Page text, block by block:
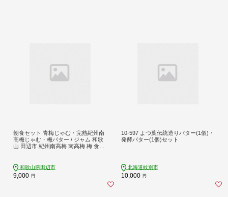
朝食セット 青梅じゃむ・完熟紀州南
高梅じゃむ・梅バター / ジャム 和歌
山 田辺市 紀州南高梅 南高梅 梅 食パ
和歌山県田辺市
9,000 円
10-597 よつ葉伝統造りバター(1個)・
発酵バター(1個)セット
北海道紋別市
10,000 円